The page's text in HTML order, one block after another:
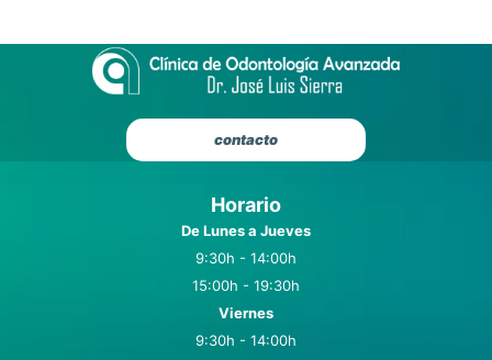
contacto
Horario
De Lunes a Jueves
9:30h - 14:00h
15:00h - 19:30h
Viernes
9:30h - 14:00h